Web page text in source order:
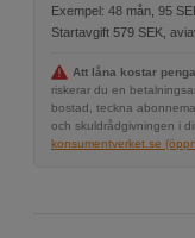
Exempel: 48 mån, 95
Startavgift 579 SEK,
Att låna kostar
riskerar du en
bostad, teckna
och skuldrådgivningen i
konsumentverket.se